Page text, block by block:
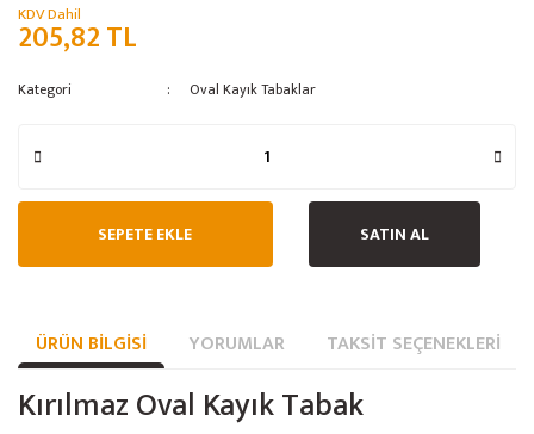
KDV Dahil
205,82 TL
Kategori Oval Kayık Tabaklar
SEPETE EKLE SATIN AL
ÜRÜN BILGISI YORUMLAR TAKSIT SEÇENEKLERI
Kırılmaz Oval Kayık Tabak